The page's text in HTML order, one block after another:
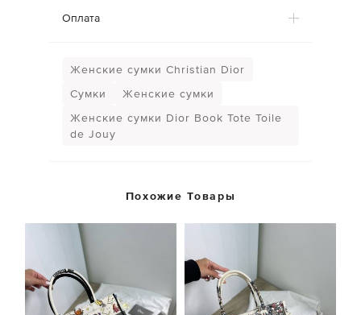
Оплата
Женские сумки Christian Dior
Сумки
Женские сумки
Женские сумки Dior Book Tote Toile
de Jouy
Похожие Товары